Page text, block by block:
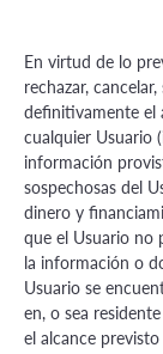
En virtud de lo
rechazar,
definitivamente el
cualquier Usuario
información
sospechosas del
dinero y
que el Usuario no
la información o
Usuario se
en, o sea
el alcance